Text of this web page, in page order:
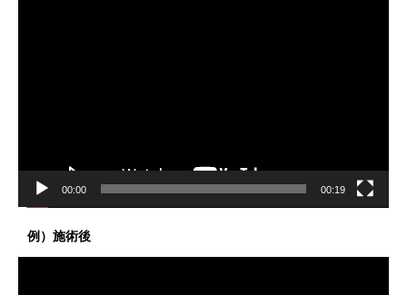
00:00 00:19
例）施術後